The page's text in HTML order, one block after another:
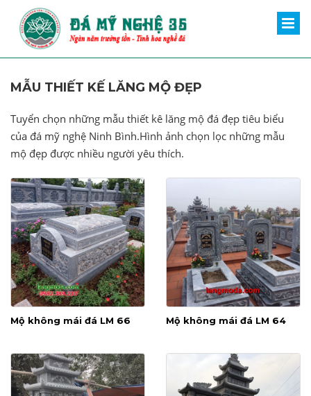
MẪU THIẾT KẾ LĂNG MỘ ĐẸP
Tuyển chọn những mẫu thiết kê lăng mộ đá đẹp tiêu biểu
của đá mỹ nghệ Ninh Bình.Hình ảnh chọn lọc những mẫu
mộ đẹp được nhiều người yêu thích.
Mộ không mái đá LM 66 Mộ không mái đá LM 64